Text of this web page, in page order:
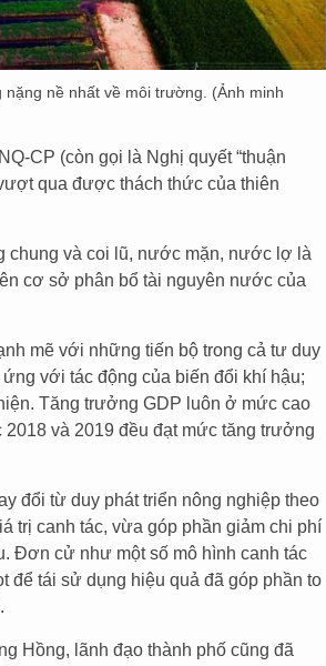
nề nhất về môi trường. (Ảnh minh
CP (còn gọi là Nghị quyết “thuận
qua được thách thức của thiên
chung và coi lũ, nước mặn, nước lợ là
cơ sở phân bổ tài nguyên nước của
mẽ với những tiến bộ trong cả tư duy
với tác động của biến đổi khí hậu;
Tăng trưởng GDP luôn ở mức cao
và 2019 đều đạt mức tăng trưởng
đổi từ duy phát triển nông nghiệp theo
trị canh tác, vừa góp phần giảm chi phí
Đơn cử như một số mô hình canh tác
để tái sử dụng hiệu quả đã góp phần to
Hồng, lãnh đạo thành phố cũng đã